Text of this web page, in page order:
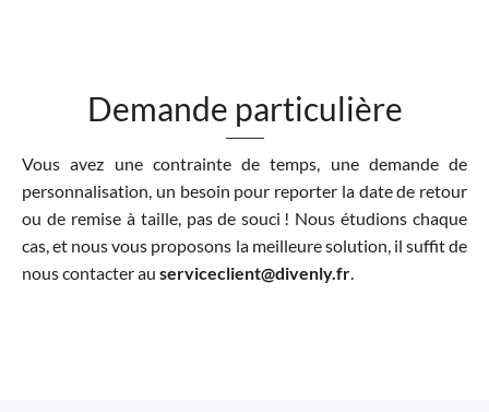
Demande particulière
Vous avez une contrainte de temps, une demande de
personnalisation, un besoin pour reporter la date de retour
ou de remise à taille, pas de souci ! Nous étudions chaque
cas, et nous vous proposons la meilleure solution, il suffit de
nous contacter au serviceclient@divenly.fr.